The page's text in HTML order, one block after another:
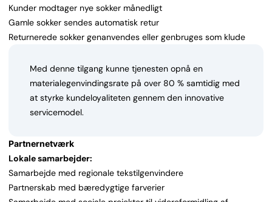
Kunder modtager nye sokker månedligt
Gamle sokker sendes automatisk retur
Returnerede sokker genanvendes eller genbruges som klude
Med denne tilgang kunne tjenesten opnå en
materialegenvindingsrate på over 80 % samtidig med
at styrke kundeloyaliteten gennem den innovative
servicemodel.
Partnernetværk
Lokale samarbejder:
Samarbejde med regionale tekstilgenvindere
Partnerskab med bæredygtige farverier